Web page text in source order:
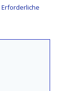
Erforderliche